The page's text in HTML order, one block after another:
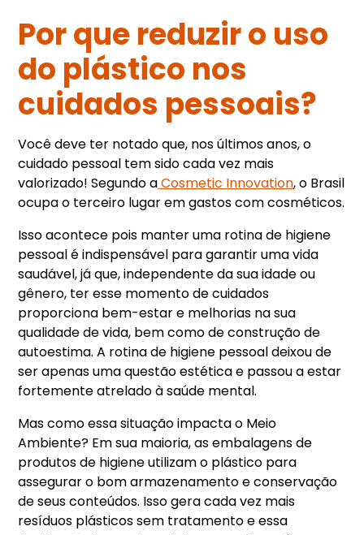
Por que reduzir o uso
do plástico nos
cuidados pessoais?
Você deve ter notado que, nos últimos anos, o
cuidado pessoal tem sido cada vez mais
valorizado! Segundo aCosmetic Innovation, o Brasil
ocupa o terceiro lugar em gastos com cosméticos.
Isso acontece pois manter uma rotina de higiene
pessoal é indispensável para garantir uma vida
saudável, já que, independente da sua idade ou
gênero, ter esse momento de cuidados
proporciona bem-estar e melhorias na sua
qualidade de vida, bem como de construção de
autoestima. A rotina de higiene pessoal deixou de
ser apenas uma questão estética e passou a estar
fortemente atrelado à saúde mental.
Mas como essa situação impacta o Meio
Ambiente? Em sua maioria, as embalagens de
produtos de higiene utilizam o plástico para
assegurar o bom armazenamento e conservação
de seus conteúdos. Isso gera cada vez mais
resíduos plásticos sem tratamento e essa